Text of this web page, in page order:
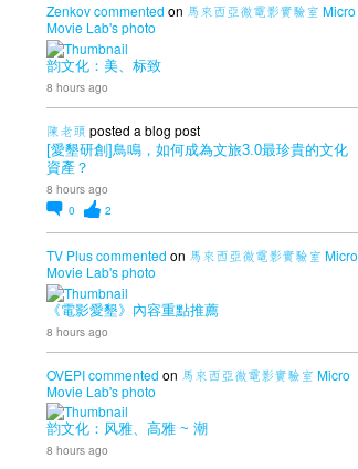
Zenkovcommented on 馬來西亞微電影實驗室 Micro
Movie Lab'sphoto
韵文化：美、标致
8 hours ago
陳老頭 posted a blog post
[愛墾研創]鳥鳴，如何成為文旅3.0最珍貴的文化
資產？
8 hours ago
0
2
TV Pluscommented on 馬來西亞微電影實驗室 Micro
Movie Lab'sphoto
《電影愛墾》內容重點推薦
8 hours ago
OVEPIcommented on 馬來西亞微電影實驗室 Micro
Movie Lab'sphoto
韵文化：风雅、高雅 ~ 潮
8 hours ago